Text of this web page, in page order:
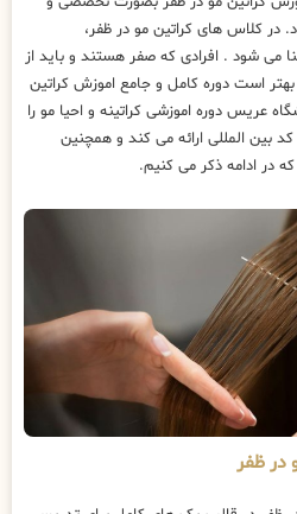
کلاس های کراتین مو در ظفر،
می شود . افرادی که صفر هستند و باید از
بهتر است دوره کامل و جامع اموزش کراتین
عریس دوره اموزشی کراتینه و احیا مو را
کد بین المللی ارائه می کند و همچنین
در ادامه ذکر می کنیم.
در ظفر